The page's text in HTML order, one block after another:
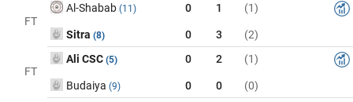
FT
Al-Shabab (11) 0 1 (1)
Sitra (8) 0 3 (2)
FT
Ali CSC (5) 0 2 (1)
Budaiya (9) 0 0 (0)